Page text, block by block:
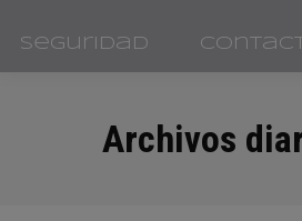
seguridad
Archivos